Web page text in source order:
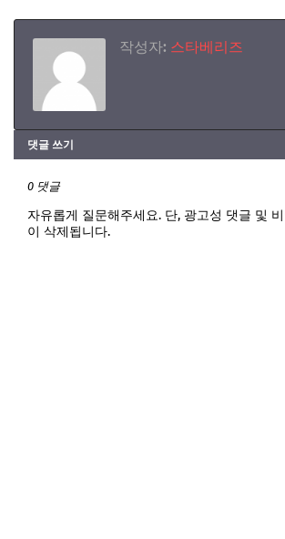
작성자: 스타베리즈
댓글 쓰기
0 댓글
자유롭게 질문해주세요. 단, 광고성 댓글 및
이 삭제됩니다.